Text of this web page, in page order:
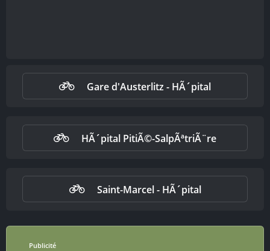
Gare d'Austerlitz - HÃ´pital
HÃ´pital PitiÃ©-SalpÃªtriÃ¨re
Saint-Marcel - HÃ´pital
Publicité